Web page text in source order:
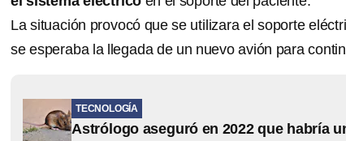
La situación provocó que se utilizara el soporte
se esperaba la llegada de un nuevo avión para
TECNOLOGÍA
Astrólogo aseguró en 2022 que habría